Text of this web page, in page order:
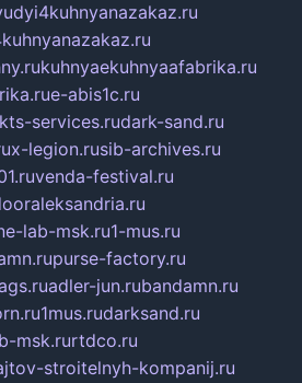
kuhnyaekuhnyaafabrika.ru
e-abis1c.ru
kts-services.rudark-sand.ru
x-legion.rusib-archives.ru
venda-festival.ru
lab-msk.ru1-mus.ru
purse-factory.ru
adler-jun.rubandamn.ru
1mus.rudarksand.ru
msk.rurtdco.ru
stroitelnyh-kompanij.ru